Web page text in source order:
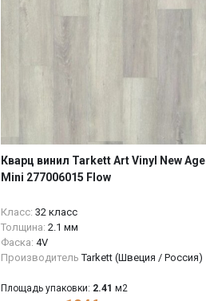
Кварц винил Tarkett Art Vinyl New Age
Mini 277006015 Flow
Класс: 32 класс
Толщина: 2.1 мм
Фаска: 4V
Производитель Tarkett (Швеция / Россия)
Площадь упаковки: 2.41 м2